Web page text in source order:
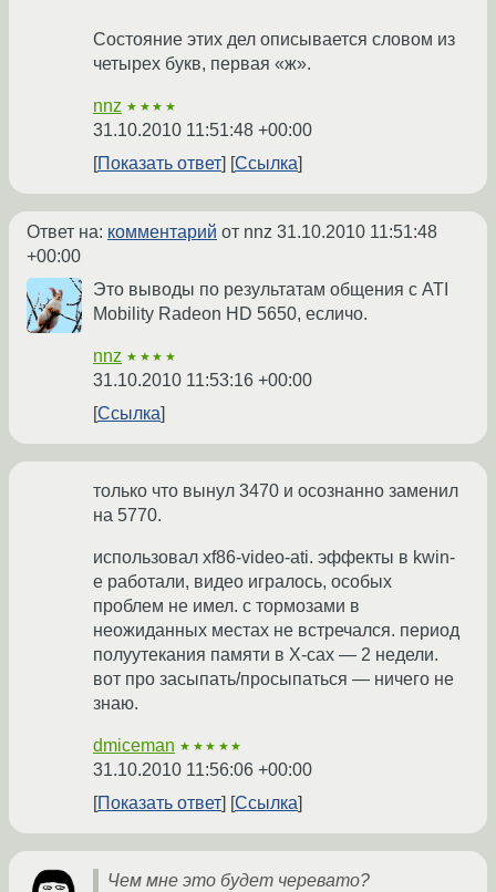
Состояние этих дел описывается словом из
четырех букв, первая «ж».
nnz ★★★★
31.10.2010 11:51:48 +00:00
Показать ответ
Ссылка
Ответ на: комментарий от nnz 31.10.2010 11:51:48
+00:00
Это выводы по результатам общения с ATI
Mobility Radeon HD 5650, есличо.
nnz ★★★★
31.10.2010 11:53:16 +00:00
Ссылка
только что вынул 3470 и осознанно заменил
на 5770.
использовал xf86-video-ati. эффекты в kwin-
е работали, видео игралось, особых
проблем не имел. с тормозами в
неожиданных местах не встречался. период
полуутекания памяти в X-сах — 2 недели.
вот про засыпать/просыпаться — ничего не
знаю.
dmiceman ★★★★★
31.10.2010 11:56:06 +00:00
Показать ответ
Ссылка
Чем мне это будет черевато?